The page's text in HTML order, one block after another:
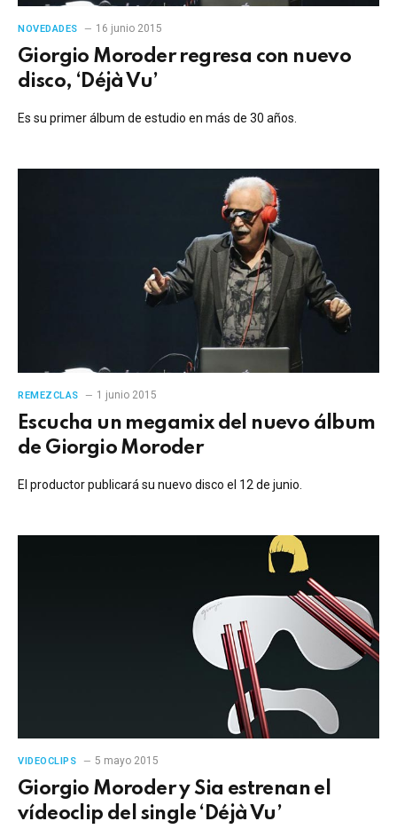
NOVEDADES 16 junio 2015
Giorgio Moroder regresa con nuevo
disco, ‘Déjà Vu’
Es su primer álbum de estudio en más de 30 años.
REMEZCLAS 1 junio 2015
Escucha un megamix del nuevo álbum
de Giorgio Moroder
El productor publicará su nuevo disco el 12 de junio.
VIDEOCLIPS 5 mayo 2015
Giorgio Moroder y Sia estrenan el
vídeoclip del single ‘Déjà Vu’